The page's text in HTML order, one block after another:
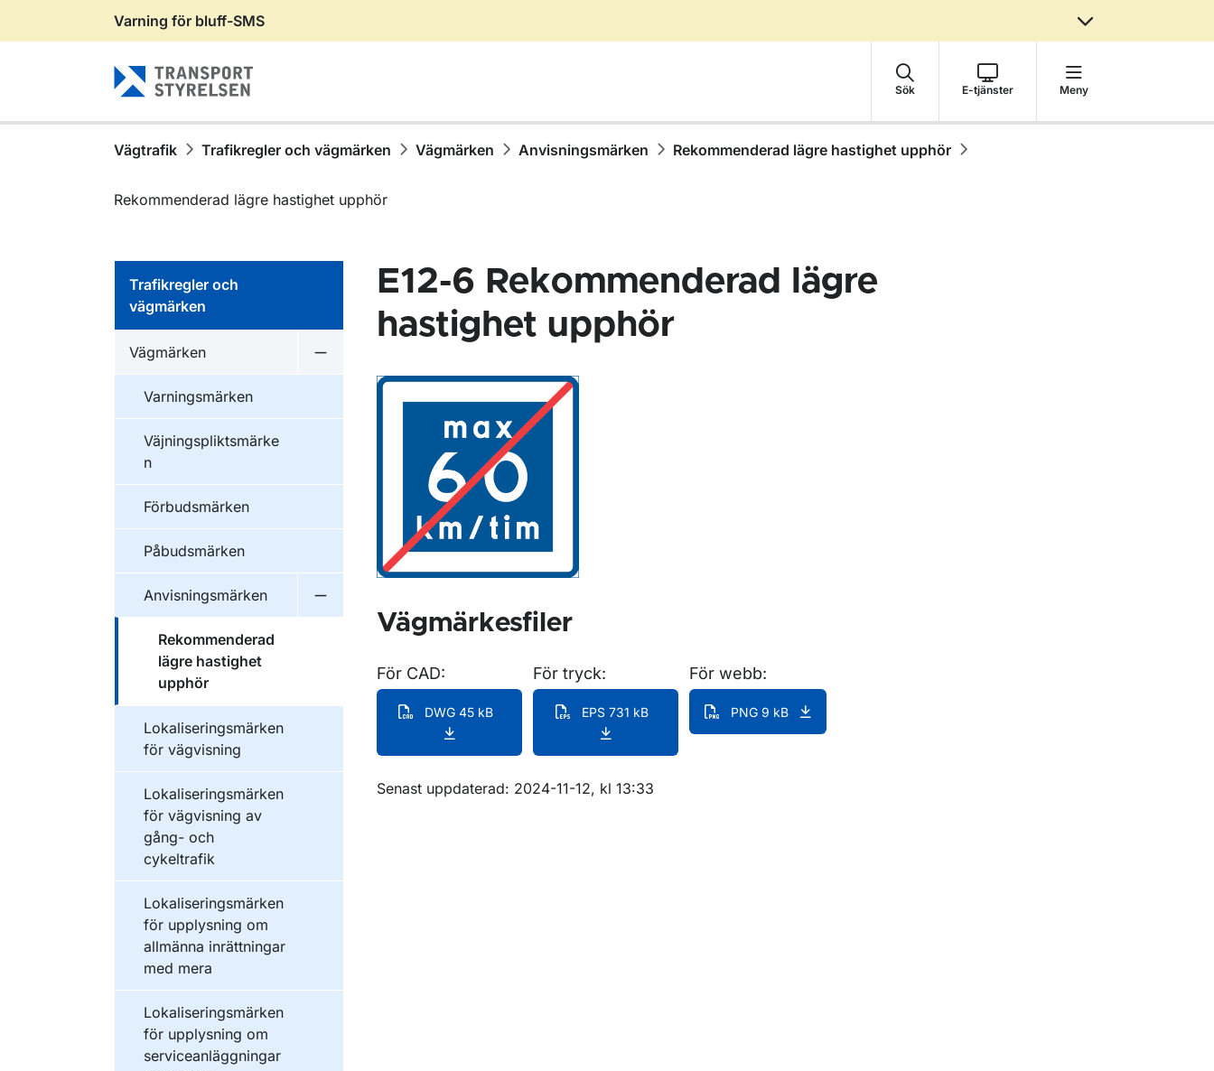
Gå till sidans innehåll
Varning för bluff-SMS
Sök E-tjänster Meny
Vägtrafik Trafikregler och vägmärken Vägmärken Anvisningsmärken Rekommenderad lägre hastighet upphör
Rekommenderad lägre hastighet upphör
Trafikregler och
vägmärken
Vägmärken
Varningsmärken
Väjningspliktsmärke
n
Förbudsmärken
Påbudsmärken
Anvisningsmärken
Rekommenderad
lägre hastighet
upphör
Lokaliseringsmärken
för vägvisning
Lokaliseringsmärken
för vägvisning av
gång- och
cykeltrafik
Lokaliseringsmärken
för upplysning om
allmänna inrättningar
med mera
Lokaliseringsmärken
för upplysning om
serviceanläggningar
E12-6 Rekommenderad lägre
hastighet upphör
Vägmärkesfiler
För CAD:
DWG 45 kB
För tryck:
EPS 731 kB
För webb:
PNG 9 kB
Om sidan
Senast uppdaterad: 2024-11-12, kl 13:33